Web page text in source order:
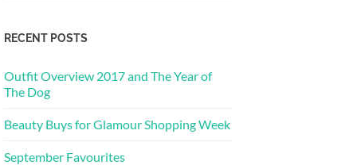
RECENT POSTS
Outfit Overview 2017 and The Year of
The Dog
Beauty Buys for Glamour Shopping Week
September Favourites